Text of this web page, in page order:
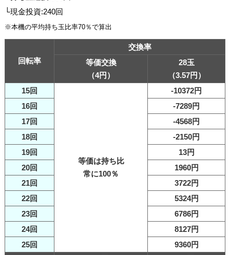
└現金投資:240回
※本機の平均持ち玉比率70％で算出
回転率
交換率
等価交換
（4円）
28玉
（3.57円）
15回
等価は持ち比
常に100％
-10372円
16回
-7289円
17回
-4568円
18回
-2150円
19回
13円
20回
1960円
21回
3722円
22回
5324円
23回
6786円
24回
8127円
25回
9360円